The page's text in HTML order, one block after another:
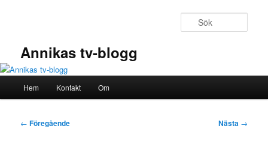
Annikas tv-blogg
Hem Kontakt Om
Inläggsnavigering
← Föregående Nästa →